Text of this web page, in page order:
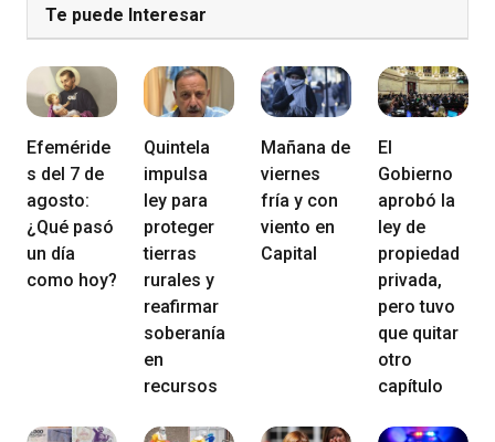
Te puede Interesar
Efeméride
s del 7 de
agosto:
¿Qué pasó
un día
como hoy?
Quintela
impulsa
ley para
proteger
tierras
rurales y
reafirmar
soberanía
en
recursos
Mañana de
viernes
fría y con
viento en
Capital
El
Gobierno
aprobó la
ley de
propiedad
privada,
pero tuvo
que quitar
otro
capítulo